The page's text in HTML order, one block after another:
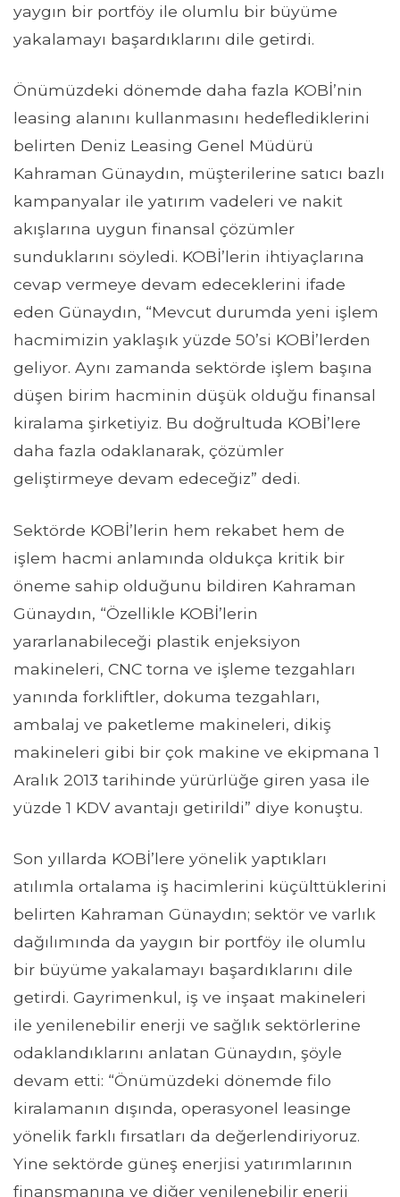
yaygın bir portföy ile olumlu bir büyüme
yakalamayı başardıklarını dile getirdi.
Önümüzdeki dönemde daha fazla KOBİ’nin
leasing alanını kullanmasını hedeflediklerini
belirten Deniz Leasing Genel Müdürü
Kahraman Günaydın, müşterilerine satıcı bazlı
kampanyalar ile yatırım vadeleri ve nakit
akışlarına uygun finansal çözümler
sunduklarını söyledi. KOBİ’lerin ihtiyaçlarına
cevap vermeye devam edeceklerini ifade
eden Günaydın, “Mevcut durumda yeni işlem
hacmimizin yaklaşık yüzde 50’si KOBİ’lerden
geliyor. Aynı zamanda sektörde işlem başına
düşen birim hacminin düşük olduğu finansal
kiralama şirketiyiz. Bu doğrultuda KOBİ’lere
daha fazla odaklanarak, çözümler
geliştirmeye devam edeceğiz” dedi.
Sektörde KOBİ’lerin hem rekabet hem de
işlem hacmi anlamında oldukça kritik bir
öneme sahip olduğunu bildiren Kahraman
Günaydın, “Özellikle KOBİ’lerin
yararlanabileceği plastik enjeksiyon
makineleri, CNC torna ve işleme tezgahları
yanında forkliftler, dokuma tezgahları,
ambalaj ve paketleme makineleri, dikiş
makineleri gibi bir çok makine ve ekipmana 1
Aralık 2013 tarihinde yürürlüğe giren yasa ile
yüzde 1 KDV avantajı getirildi” diye konuştu.
Son yıllarda KOBİ’lere yönelik yaptıkları
atılımla ortalama iş hacimlerini küçülttüklerini
belirten Kahraman Günaydın; sektör ve varlık
dağılımında da yaygın bir portföy ile olumlu
bir büyüme yakalamayı başardıklarını dile
getirdi. Gayrimenkul, iş ve inşaat makineleri
ile yenilenebilir enerji ve sağlık sektörlerine
odaklandıklarını anlatan Günaydın, şöyle
devam etti: “Önümüzdeki dönemde filo
kiralamanın dışında, operasyonel leasinge
yönelik farklı fırsatları da değerlendiriyoruz.
Yine sektörde güneş enerjisi yatırımlarının
finansmanına ve diğer yenilenebilir enerji